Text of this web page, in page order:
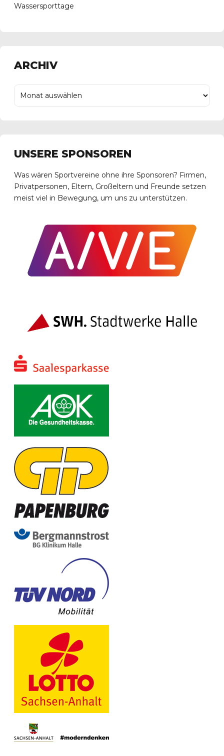
Wassersporttage
ARCHIV
UNSERE SPONSOREN
Was wären Sportvereine ohne ihre Sponsoren? Firmen,
Privatpersonen, Eltern, Großeltern und Freunde setzen
meist viel in Bewegung, um uns zu unterstützen.